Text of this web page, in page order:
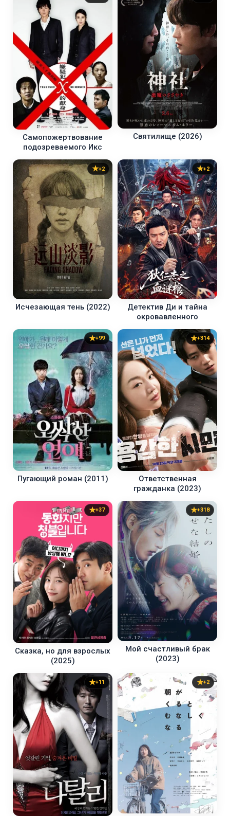
Самопожертвование
подозреваемого Икс
Святилище (2026)
+2
Исчезающая тень (2022)
+2
Детектив Ди и тайна
окровавленного
+99
Пугающий роман (2011)
+314
Ответственная
гражданка (2023)
+37
Сказка, но для взрослых
(2025)
+318
Мой счастливый брак
(2023)
+11 +2